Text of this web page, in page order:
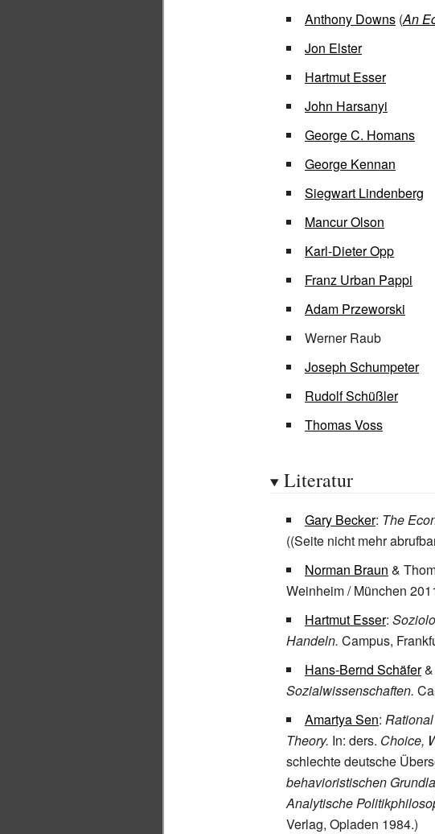
Anthony Downs (An
Jon Elster
Hartmut Esser
John Harsanyi
George C. Homans
George Kennan
Siegwart Lindenberg
Mancur Olson
Karl-Dieter Opp
Franz Urban Pappi
Adam Przeworski
Werner Raub
Joseph Schumpeter
Rudolf Schüßler
Thomas Voss
Literatur
Gary Becker: The
((Seite nicht mehr
Norman Braun &
Weinheim / München
Hartmut Esser:
Handeln. Campus,
Hans-Bernd Schäfer&
Sozialwissenschaften.
Amartya Sen:
Theory. In: ders. Choice,
schlechte deutsche
behavioristischen
Analytische
Verlag, Opladen 1984.)